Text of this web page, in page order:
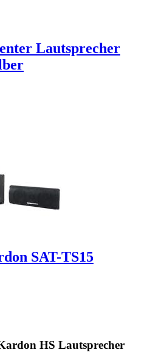
Lautsprecher
SAT-TS15
HS Lautsprecher